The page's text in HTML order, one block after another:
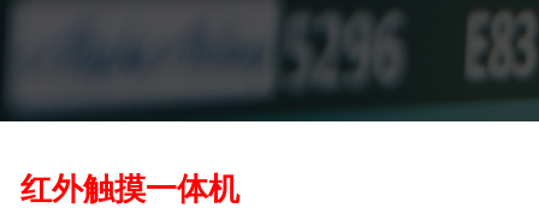
红外触摸一体机